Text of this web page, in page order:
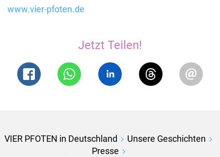
www.vier-pfoten.de
Jetzt Teilen!
VIER PFOTEN in Deutschland
Unsere Geschichten
Presse